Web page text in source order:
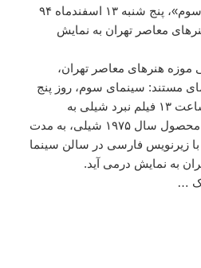
«سینمای مستند: سینمای سوم»، پنج شنبه ۱۳ اسفندماه ۹۴
معاصر تهران به نمایش
موزه هنرهای معاصر تهران،
مستند: سینمای سوم، روز پنج
شنبه ۱۳ اسفندماه ۹۴ از ساعت ۱۳ فیلم نبرد شیلی به
کارگردانی پاتریسیو گازمن محصول سال ۱۹۷۵ شیلی، به مدت
و با زیرنویس فارسی در سالن سینما
به نمایش درمی آید.
…